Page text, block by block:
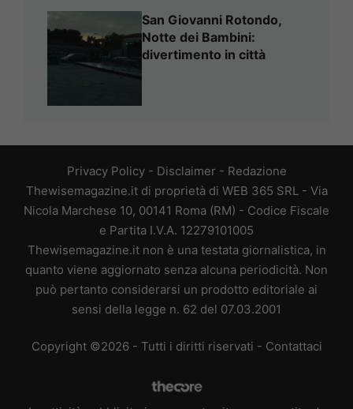
San Giovanni Rotondo,
Notte dei Bambini:
divertimento in città
Privacy Policy- Disclaimer - Redazione
Thewisemagazine.it di proprietà di WEB 365 SRL - Via
Nicola Marchese 10, 00141 Roma (RM) - Codice Fiscale
e Partita I.V.A. 12279101005
Thewisemagazine.it non è una testata giornalistica, in
quanto viene aggiornato senza alcuna periodicità. Non
può pertanto considerarsi un prodotto editoriale ai
sensi della legge n. 62 del 07.03.2001
Copyright ©2026 - Tutti i diritti riservati - Contattaci